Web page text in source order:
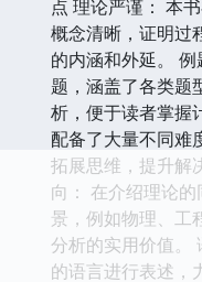
点 理论严谨： 本
概念清晰，证明过
的内涵和外延。
题，涵盖了各类题
析，便于读者掌握
配备了大量不同难
拓展思维，提升解
向： 在介绍理论
景，例如物理、工
分析的实用价值。
的语言进行表述，